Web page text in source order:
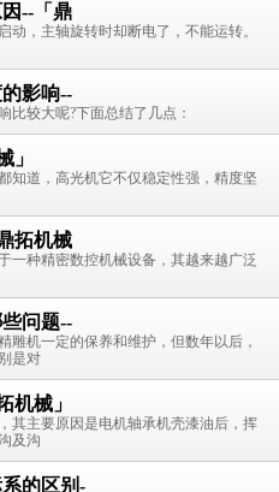
--「鼎
，主轴旋转时却断电了，不能运转。
影响--
比较大呢?下面总结了几点：
」
知道，高光机它不仅稳定性强，精度坚
拓机械
一种精密数控机械设备，其越来越广泛
问题--
雕机一定的保养和维护，但数年以后，
是对
机械」
其主要原因是电机轴承机壳漆油后，挥
及沟
的区别-